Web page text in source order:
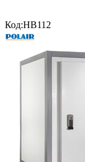
Код:HB112